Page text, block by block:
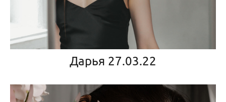
Дарья 27.03.22